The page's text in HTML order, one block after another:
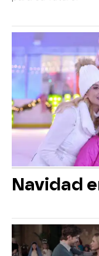
Navidad